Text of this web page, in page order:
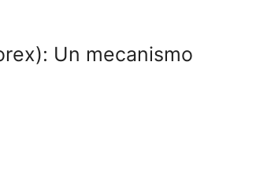
Un mecanismo